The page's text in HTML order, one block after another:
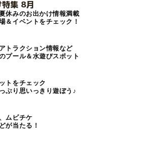
集 8月
休みのお出かけ情報満載
＆イベントをチェック！
トラクション情報など
プール＆水遊びスポット
トをチェック
ぷり思いっきり遊ぼう♪
ムビチケ
が当たる！